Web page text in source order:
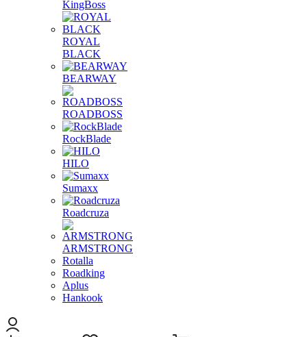
KingBoss
ROYAL
BLACK
BEARWAY
ROADBOSS
RockBlade
HILO
Sumaxx
Roadcruza
ARMSTRONG
Rotalla
Roadking
Aplus
Hankook